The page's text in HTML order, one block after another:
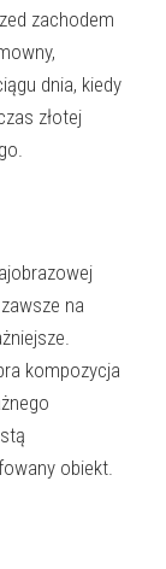
zachodem
dnia, kiedy
złotej
na
kompozycja
obiekt.